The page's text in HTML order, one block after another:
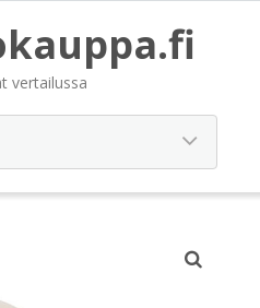
vertailussa